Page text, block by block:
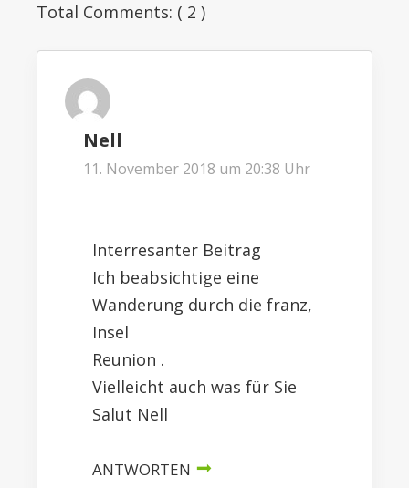
Total Comments: ( 2 )
Nell
11. November 2018 um 20:38 Uhr
Interresanter Beitrag
Ich beabsichtige eine
Wanderung durch die franz,
Insel
Reunion .
Vielleicht auch was für Sie
Salut Nell
ANTWORTEN